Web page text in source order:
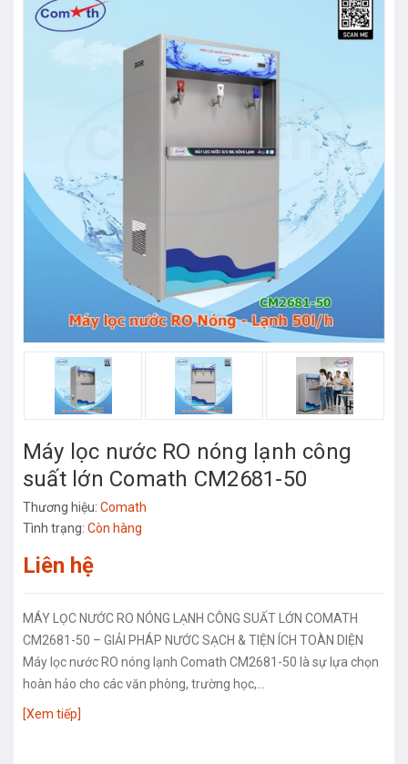
Máy lọc nước RO nóng lạnh công
suất lớn Comath CM2681-50
Thương hiệu: Comath
Tình trạng: Còn hàng
Liên hệ
MÁY LỌC NƯỚC RO NÓNG LẠNH CÔNG SUẤT LỚN COMATH
CM2681-50 – GIẢI PHÁP NƯỚC SẠCH & TIỆN ÍCH TOÀN DIỆN
Máy lọc nước RO nóng lạnh Comath CM2681-50 là sự lựa chọn
hoàn hảo cho các văn phòng, trường học,...
[Xem tiếp]